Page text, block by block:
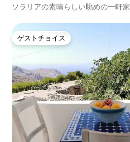
ソラリアの素晴らしい眺めの一軒家
ゲストチョイス
ゲストチョイス